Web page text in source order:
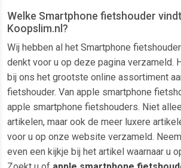
Welke Smartphone fietshouder
Koopslim.nl?
Wij hebben al het Smartphone
denkt voor u op deze pagina verzameld.
bij ons het grootste online assortiment
fietshouder. Van apple smartphone
apple smartphone fietshouders. Niet
artikelen, maar ook de meer luxere
voor u op onze website verzameld.
even een kijkje bij het artikel waarnaar u